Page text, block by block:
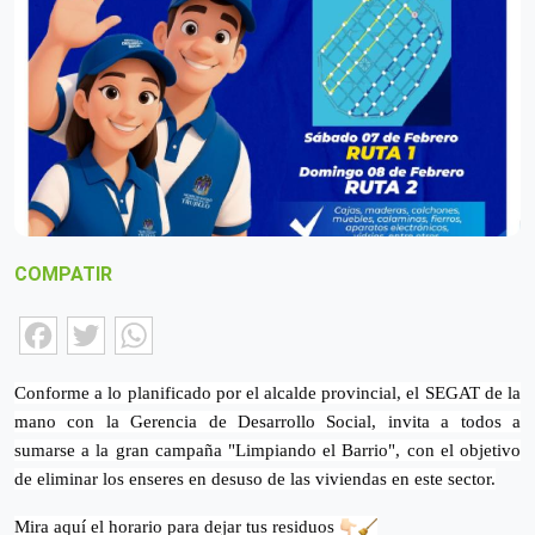
COMPATIR
Facebook
Twitter
Conforme a lo planificado por el alcalde provincial, el SEGAT de la
mano con la Gerencia de Desarrollo Social, invita a todos a
sumarse a la gran campaña "Limpiando el Barrio", con el objetivo
de eliminar los enseres en desuso de las viviendas en este sector.
Mira aquí el horario para dejar tus residuos